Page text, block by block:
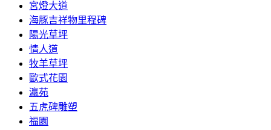
宮燈大道
海豚吉祥物里程碑
陽光草坪
情人道
牧羊草坪
歐式花園
瀛苑
五虎碑雕塑
福園